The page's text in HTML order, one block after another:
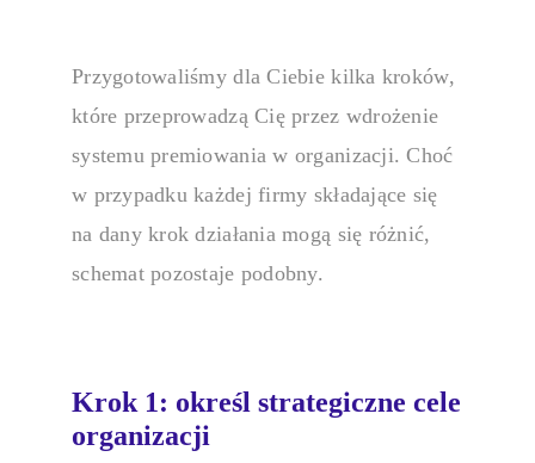
Przygotowaliśmy dla Ciebie kilka kroków,
które przeprowadzą Cię przez wdrożenie
systemu premiowania w organizacji. Choć
w przypadku każdej firmy składające się
na dany krok działania mogą się różnić,
schemat pozostaje podobny.
Krok 1: określ strategiczne cele
organizacji